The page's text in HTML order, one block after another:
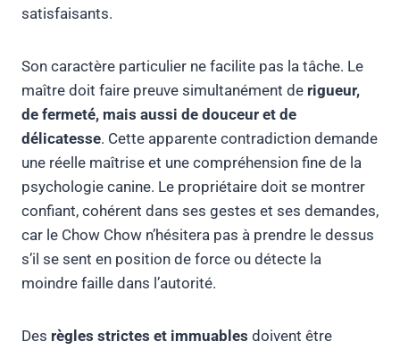
satisfaisants.
Son caractère particulier ne facilite pas la tâche. Le
maître doit faire preuve simultanément de rigueur,
de fermeté, mais aussi de douceur et de
délicatesse. Cette apparente contradiction demande
une réelle maîtrise et une compréhension fine de la
psychologie canine. Le propriétaire doit se montrer
confiant, cohérent dans ses gestes et ses demandes,
car le Chow Chow n’hésitera pas à prendre le dessus
s’il se sent en position de force ou détecte la
moindre faille dans l’autorité.
Des règles strictes et immuables doivent être